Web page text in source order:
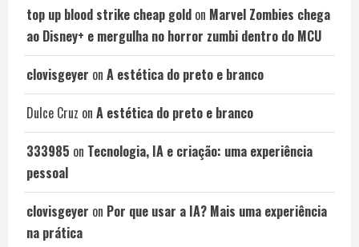
top up blood strike cheap gold on Marvel Zombies chega
ao Disney+ e mergulha no horror zumbi dentro do MCU
clovisgeyer on A estética do preto e branco
Dulce Cruz on A estética do preto e branco
333985 on Tecnologia, IA e criação: uma experiência
pessoal
clovisgeyer on Por que usar a IA? Mais uma experiência
na prática